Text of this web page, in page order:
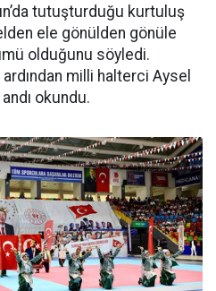
tutuşturduğu kurtuluş
ele gönülden gönüle
olduğunu söyledi.
ardından milli halterci Aysel
okundu.